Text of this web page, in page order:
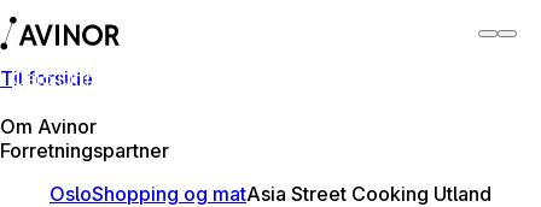
Til forside
Om Avinor
Forretningspartner
Oslo lufthavn
OsloShopping og matAsia Street Cooking Utland